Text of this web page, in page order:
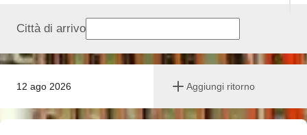
12 ago 2026 Aggiungi ritorno
Città di arrivo